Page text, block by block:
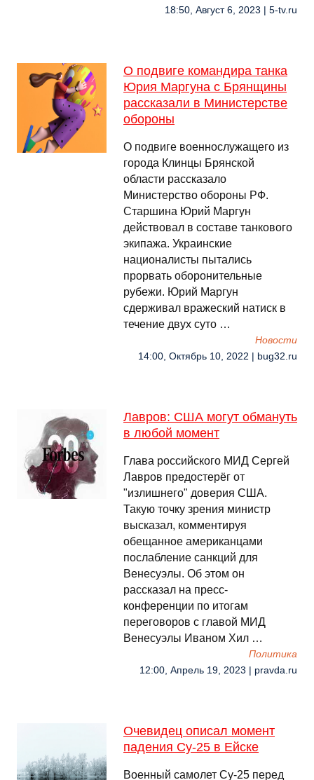
18:50, Август 6, 2023 | 5-tv.ru
О подвиге командира танка
Юрия Маргуна с Брянщины
рассказали в Министерстве
обороны
О подвиге военнослужащего из
города Клинцы Брянской
области рассказало
Министерство обороны РФ.
Старшина Юрий Маргун
действовал в составе танкового
экипажа. Украинские
националисты пытались
прорвать оборонительные
рубежи. Юрий Маргун
сдерживал вражеский натиск в
течение двух суто …
Новости
14:00, Октябрь 10, 2022 | bug32.ru
Лавров: США могут обмануть
в любой момент
Глава российского МИД Сергей
Лавров предостерёг от
"излишнего" доверия США.
Такую точку зрения министр
высказал, комментируя
обещанное американцами
послабление санкций для
Венесуэлы. Об этом он
рассказал на пресс-
конференции по итогам
переговоров с главой МИД
Венесуэлы Иваном Хил …
Политика
12:00, Апрель 19, 2023 | pravda.ru
Очевидец описал момент
падения Су-25 в Ейске
Военный самолет Су-25 перед